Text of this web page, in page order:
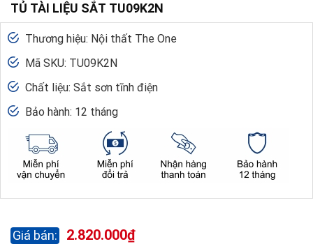
TỦ TÀI LIỆU SẮT TU09K2N
Thương hiệu: Nội thất The One
Mã SKU: TU09K2N
Chất liệu: Sắt sơn tĩnh điện
Bảo hành: 12 tháng
2.820.000₫